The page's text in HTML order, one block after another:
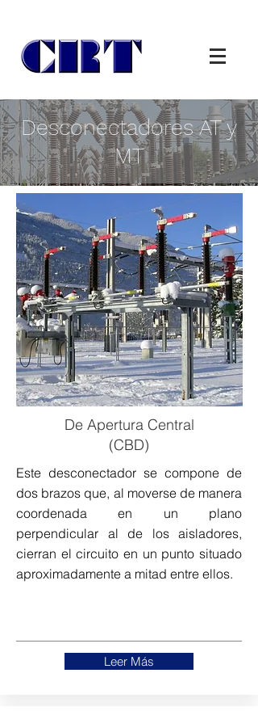
De Apertura Central
(CBD)
Este desconectador se compone de
dos brazos que, al moverse de manera
coordenada en un plano
perpendicular al de los aisladores,
cierran el circuito en un punto situado
aproximadamente a mitad entre ellos.
Leer Más
Desconectadores AT y
MT